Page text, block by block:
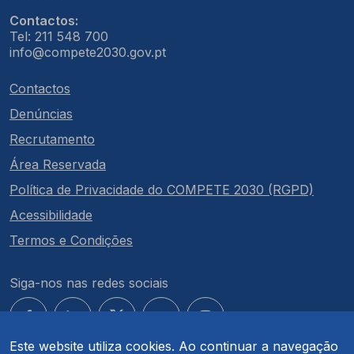
Este website utiliza cookies. Ao continuar a navegação
Contactos:
Tel: 211 548 700
info@compete2030.gov.pt
Contactos
Denúncias
Recrutamento
Área Reservada
Política de Privacidade do COMPETE 2030 (RGPD)
Acessibilidade
Termos e Condições
Siga-nos nas redes sociais